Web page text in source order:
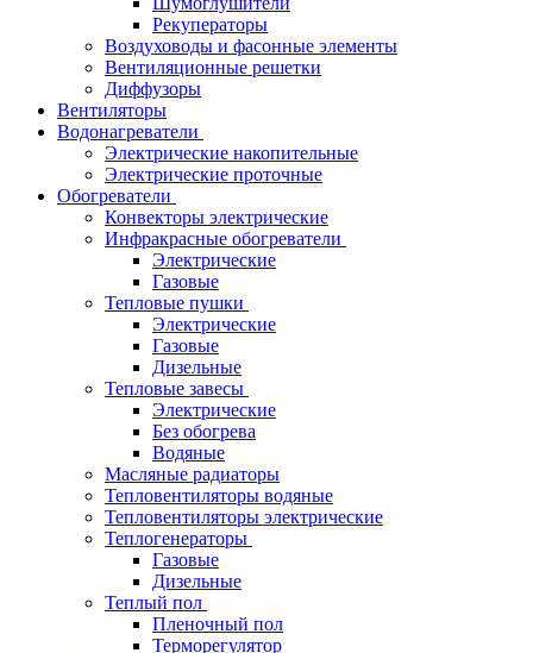
Рекуператоры
Воздуховоды и фасонные элементы
Вентиляционные решетки
Диффузоры
Вентиляторы
Водонагреватели
Электрические накопительные
Электрические проточные
Обогреватели
Конвекторы электрические
Инфракрасные обогреватели
Электрические
Газовые
Тепловые пушки
Электрические
Газовые
Дизельные
Тепловые завесы
Электрические
Без обогрева
Водяные
Масляные радиаторы
Тепловентиляторы водяные
Тепловентиляторы электрические
Теплогенераторы
Газовые
Дизельные
Теплый пол
Пленочный пол
Терморегулятор